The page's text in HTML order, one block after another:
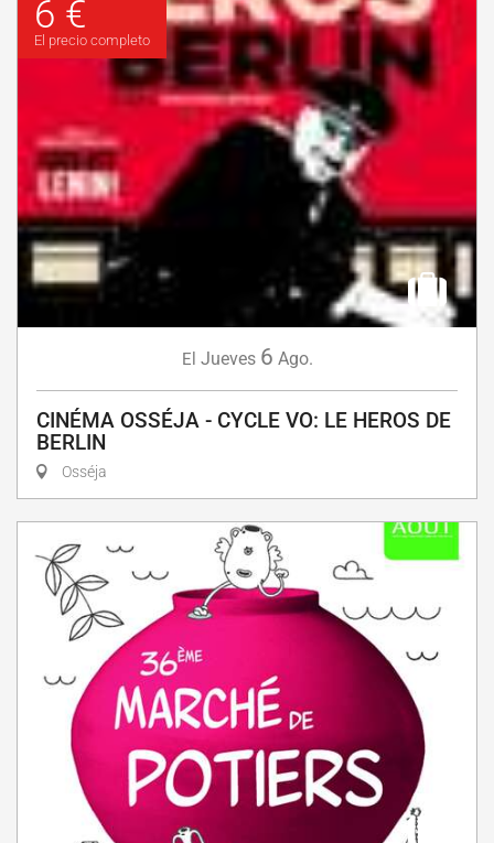
6 €
El precio completo
El Jueves 6 Ago.
CINÉMA OSSÉJA - CYCLE VO: LE HEROS DE
BERLIN
Osséja